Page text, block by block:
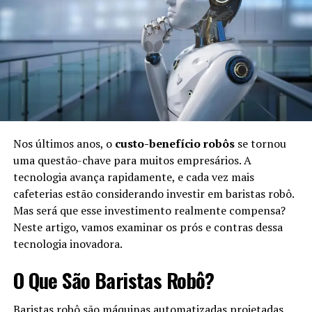
Década de 1950:Criação dos primeiros
programas de IA para resolver problemas
matemáticos simples.
Década de 1980:
Desenvolvimento de sistemas
especialistas, focando na tomada de decisões em
áreas específicas.
Fim dos anos 2000:Avanços emmachine learning
edeep learning, permitindo que a IA aprendesse e
melhorasse com experiências.
Atualidade:
Integração da IA em diversas áreas,
como saúde, finanças e entretenimento.
Benefícios da Simbiose na Vida
Cotidiana
Nos últimos anos, o custo-benefício robôsse tornou
uma questão-chave para muitos empresários. A
tecnologia avança rapidamente, e cada vez mais
cafeterias estão considerando investir em baristas robô.
Mas será que esse investimento realmente compensa?
Neste artigo, vamos examinar os prós e contras dessa
tecnologia inovadora.
O Que São Baristas Robô?
Baristas robô são máquinas automatizadas projetadas